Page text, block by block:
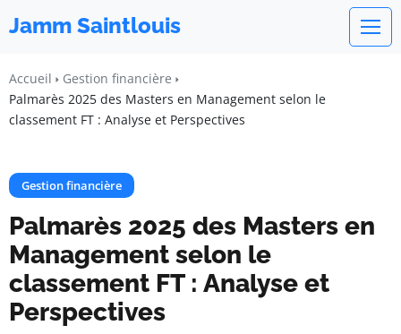
Jamm Saintlouis
Accueil
Gestion financière
Palmarès 2025 des Masters en Management selon le
classement FT : Analyse et Perspectives
Gestion financière
Palmarès 2025 des Masters en
Management selon le
classement FT : Analyse et
Perspectives